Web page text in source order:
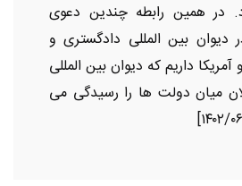
در همین رابطه چندین دعوی
دیوان بین المللی دادگستری و
داریم که دیوان بین المللی
میان دولت ها را رسیدگی می